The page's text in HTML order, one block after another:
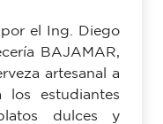
el Ing. Diego
BAJAMAR,
artesanal a
estudiantes
dulces y